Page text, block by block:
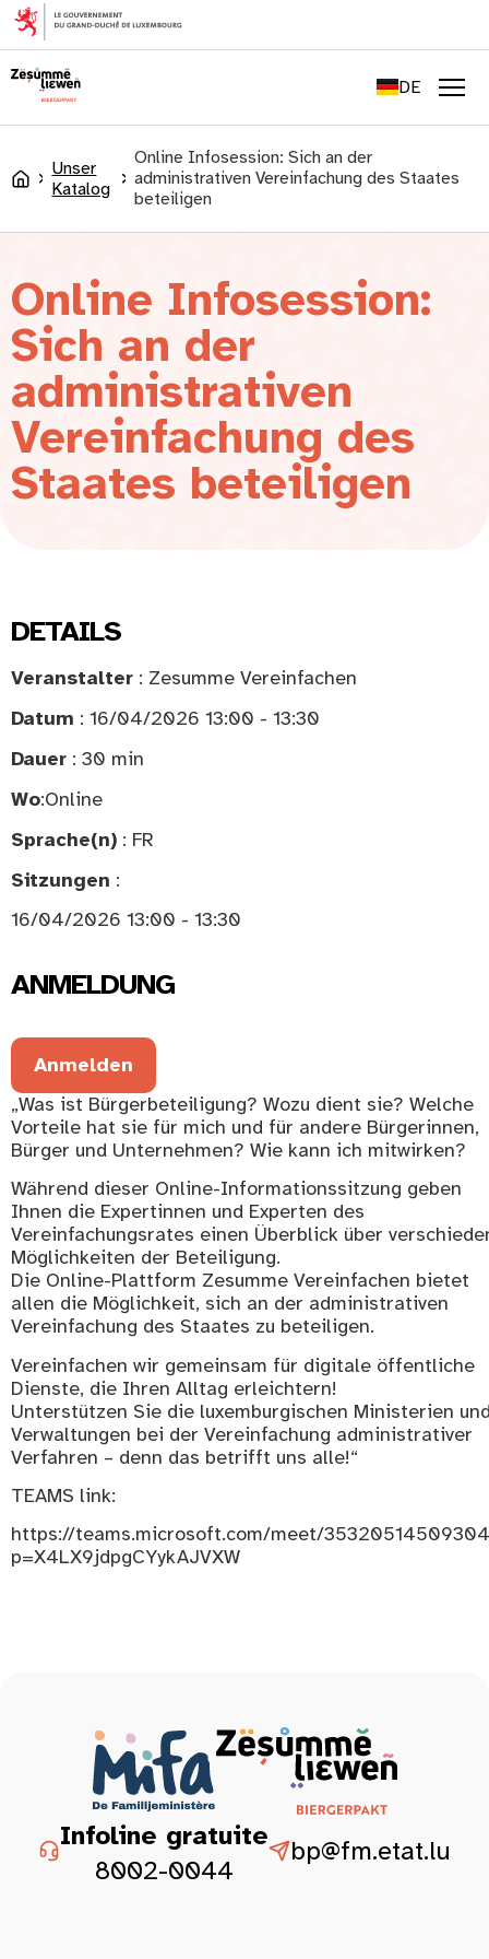
springen
DE
LU
Accueil
Unser
Katalog
Online Infosession: Sich an der
administrativen Vereinfachung des Staates
beteiligen
Online Infosession:
Sich an der
administrativen
Vereinfachung des
Staates beteiligen
DETAILS
Veranstalter : Zesumme Vereinfachen
Datum : 16/04/2026 13:00 - 13:30
Dauer : 30 min
Wo:Online
Sprache(n) : FR
Sitzungen :
16/04/2026 13:00 - 13:30
ANMELDUNG
Anmelden
„Was ist Bürgerbeteiligung? Wozu dient sie? Welche
Vorteile hat sie für mich und für andere Bürgerinnen,
Bürger und Unternehmen? Wie kann ich mitwirken?
Während dieser Online-Informationssitzung geben
Ihnen die Expertinnen und Experten des
Vereinfachungsrates einen Überblick über
Möglichkeiten der Beteiligung.
Die Online-Plattform Zesumme Vereinfachen bietet
allen die Möglichkeit, sich an der administrativen
Vereinfachung des Staates zu beteiligen.
Vereinfachen wir gemeinsam für digitale öffentliche
Dienste, die Ihren Alltag erleichtern!
Unterstützen Sie die luxemburgischen Ministerien
Verwaltungen bei der Vereinfachung administrativer
Verfahren – denn das betrifft uns alle!“
TEAMS link:
https://teams.microsoft.com/meet/
p=X4LX9jdpgCYykAJVXW
Infoline gratuite
8002-0044
bp@fm.etat.lu